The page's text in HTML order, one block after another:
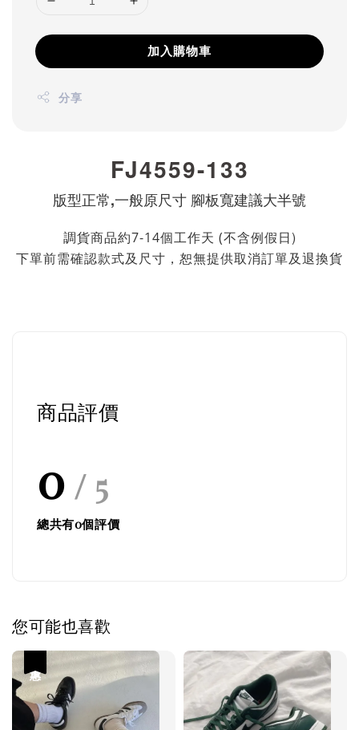
加入購物車
分享
FJ4559-133
版型正常,一般原尺寸 腳板寬建議大半號
調貨商品約7-14個工作天 (不含例假日)
下單前需確認款式及尺寸，恕無提供取消訂單及退換貨
商品評價
0 / 5
總共有0個評價
您可能也喜歡